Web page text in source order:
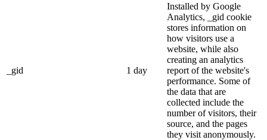
_gid 1 day
Installed by Google
Analytics, _gid cookie
stores information on
how visitors use a
website, while also
creating an analytics
report of the website's
performance. Some of
the data that are
collected include the
number of visitors, their
source, and the pages
they visit anonymously.